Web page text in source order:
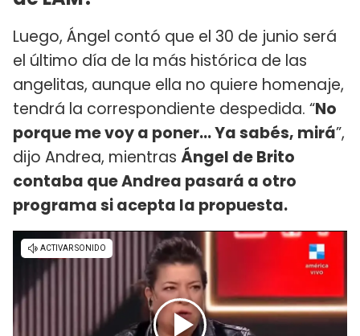
Luego, Ángel contó que el 30 de junio será
el último día de la más histórica de las
angelitas, aunque ella no quiere homenaje,
tendrá la correspondiente despedida. “No
porque me voy a poner… Ya sabés, mirá”,
dijo Andrea, mientras Ángel de Brito
contaba que Andrea pasará a otro
programa si acepta la propuesta.